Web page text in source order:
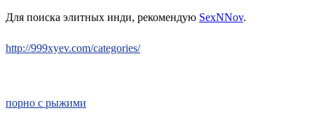
Для поиска элитных инди, рекомендую SexNNov.
http://999xyev.com/categories/
порно с рыжими